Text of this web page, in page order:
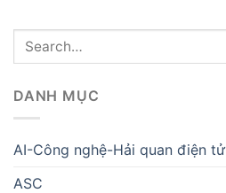
DANH MỤC
AI-Công nghệ-Hải quan điện tử
ASC